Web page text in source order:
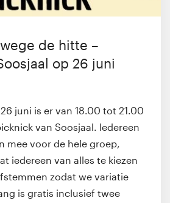
de hitte –
op 26 juni
juni is er van 18.00 tot 21.00
van Soosjaal. Iedereen
mee voor de hele groep,
iedereen van alles te kiezen
zodat we variatie
is gratis inclusief twee